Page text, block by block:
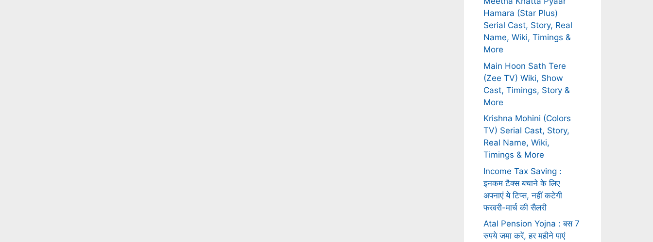
Hamara (Star Plus)
Serial Cast, Story, Real
Name, Wiki, Timings &
More
Main Hoon Sath Tere
(Zee TV) Wiki, Show
Cast, Timings, Story &
More
Krishna Mohini (Colors
TV) Serial Cast, Story,
Real Name, Wiki,
Timings & More
Income Tax Saving :
इनकम टैक्स बचाने के लिए
अपनाएं ये टिप्स, नहीं कटेगी
फरवरी-मार्च की सैलरी
Atal Pension Yojna : बस 7
रुपये जमा करें, हर महीने पाएं